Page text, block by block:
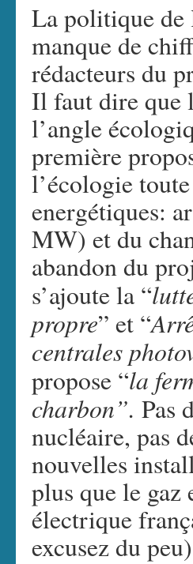
La politique de
manque de
rédacteurs du
Il faut dire que
l’angle
première
l’écologie
energétiques:
MW) et du
abandon du
s’ajoute la “
propre” et “
centrales
propose “la
charbon”. Pas
nucléaire, pas
nouvelles
plus que le gaz
électrique
excusez du